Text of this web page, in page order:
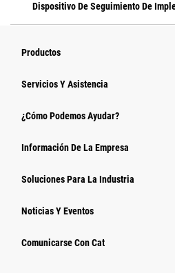
Dispositivo De Seguimiento De
Productos
Servicios Y Asistencia
¿Cómo Podemos Ayudar?
Información De La Empresa
Soluciones Para La Industria
Noticias Y Eventos
Comunicarse Con Cat